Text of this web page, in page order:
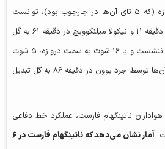
توپ و ۱۰ شوت به سمت دروازه (که ۵ تای آن‌ها در چارچوب بود)، توانست
توسط مورگان گیبس-وایت در دقیقه ۱۱ و نیکولا میلنکوویچ در دقیقه ۶۱ به گل
برسد. البته وست هم نیز بیکار ننشست و با ۱۶ شوت به سمت دروازه، ۵ شوت
در چارچوب داشت که یکی از آن‌ها توسط جرد بوون در دقیقه ۸۶ به گل تبدیل
ناتینگهام فارست، عملکرد خط دفاعی
آمار نشان می‌دهد که ناتینگهام فارست در۶